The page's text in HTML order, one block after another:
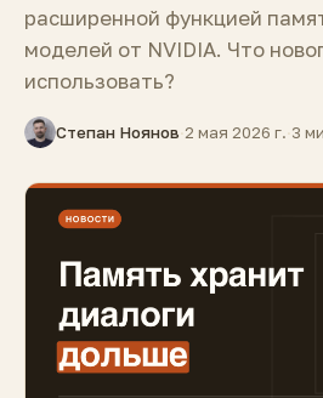
расширенной функцией
моделей от NVIDIA. Что
использовать?
Степан Ноянов·2 мая 2026 г.·3